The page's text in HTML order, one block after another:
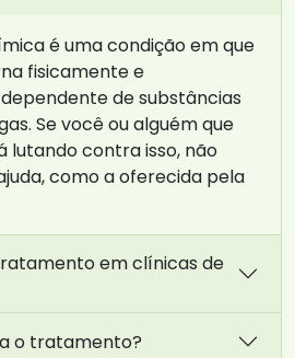
é uma condição em que
fisicamente e
de substâncias
Se você ou alguém que
lutando contra isso, não
como a oferecida pela
em clínicas de
o tratamento?